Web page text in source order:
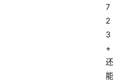
7
2
3
+
还
能